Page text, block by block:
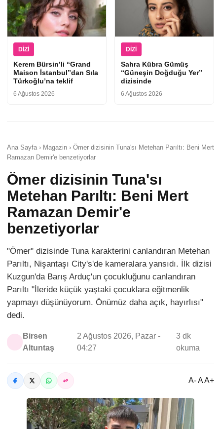
DIZI
Kerem Bürsin’li “Grand
Maison İstanbul”dan Sıla
Türkoğlu’na teklif
6 Ağustos 2026
DIZI
Sahra Kübra Gümüş
“Güneşin Doğduğu Yer”
dizisinde
6 Ağustos 2026
Ana Sayfa › Magazin › Ömer dizisinin Tuna'sı Metehan Parıltı: Beni Mert
Ramazan Demir'e benzetiyorlar
Ömer dizisinin Tuna'sı
Metehan Parıltı: Beni Mert
Ramazan Demir'e
benzetiyorlar
"Ömer" dizisinde Tuna karakterini canlandıran Metehan
Parıltı, Nişantaşı City's'de kameralara yansıdı. İlk dizisi
Kuzgun'da Barış Arduç'un çocukluğunu canlandıran
Parıltı "İleride küçük yaştaki çocuklara eğitmenlik
yapmayı düşünüyorum. Önümüz daha açık, hayırlısı"
dedi.
Birsen
Altuntaş
2 Ağustos 2026, Pazar -
04:27
3 dk
okuma
A- A A+